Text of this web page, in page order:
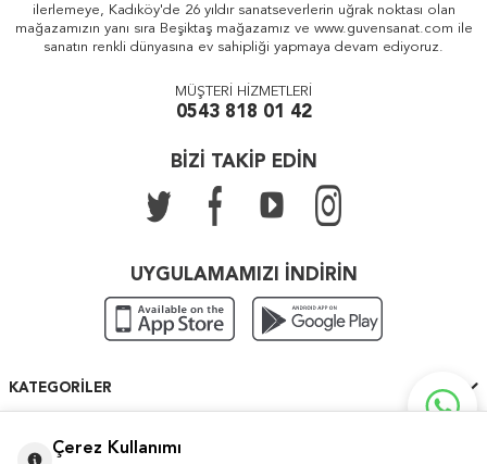
ilerlemeye, Kadıköy'de 26 yıldır sanatseverlerin uğrak noktası olan
mağazamızın yanı sıra Beşiktaş mağazamız ve www.guvensanat.com ile
sanatın renkli dünyasına ev sahipliği yapmaya devam ediyoruz.
MÜŞTERİ HİZMETLERİ
0543 818 01 42
BİZİ TAKİP EDİN
UYGULAMAMIZI İNDİRİN
KATEGORILER
Çerez Kullanımı